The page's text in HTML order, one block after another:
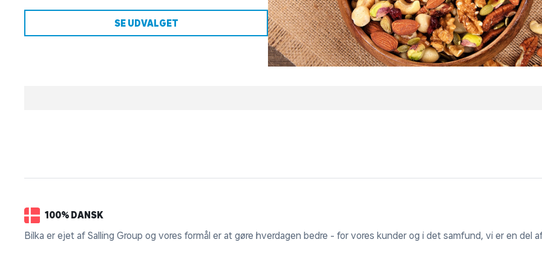
SE UDVALGET
100% DANSK
Bilka er ejet af Salling Group og vores formål er at gøre hverdagen bedre - for vores kunder og i det samfund, vi er en del